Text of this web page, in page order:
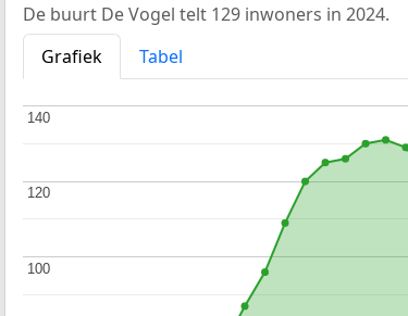
De buurt De Vogel telt 129 inwoners in 2024.
Grafiek
Tabel
100
100
120
120
140
140